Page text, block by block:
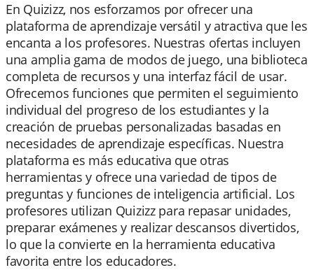
En Quizizz, nos esforzamos por ofrecer una
plataforma de aprendizaje versátil y atractiva que les
encanta a los profesores. Nuestras ofertas incluyen
una amplia gama de modos de juego, una biblioteca
completa de recursos y una interfaz fácil de usar.
Ofrecemos funciones que permiten el seguimiento
individual del progreso de los estudiantes y la
creación de pruebas personalizadas basadas en
necesidades de aprendizaje específicas. Nuestra
plataforma es más educativa que otras
herramientas y ofrece una variedad de tipos de
preguntas y funciones de inteligencia artificial. Los
profesores utilizan Quizizz para repasar unidades,
preparar exámenes y realizar descansos divertidos,
lo que la convierte en la herramienta educativa
favorita entre los educadores.